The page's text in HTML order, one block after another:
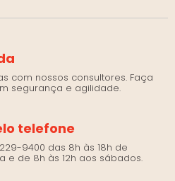
com nossos consultores. Faça
segurança e agilidade.
telefone
9400 das 8h às 18h de
e de 8h às 12h aos sábados.